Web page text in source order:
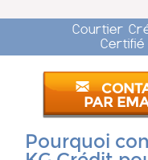
Courtier
PAR
Pourquoi